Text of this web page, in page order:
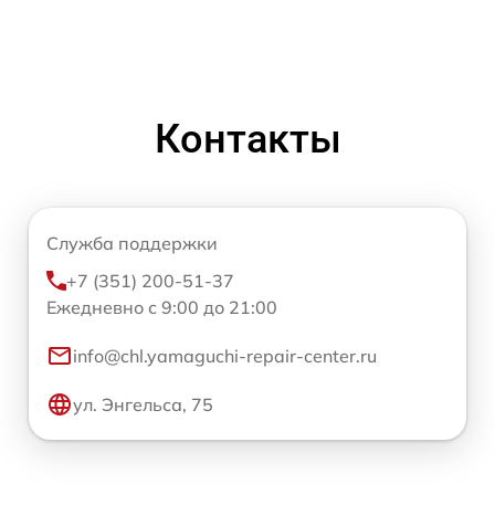
Контакты
Служба поддержки
+7 (351) 200-51-37
Ежедневно с 9:00 до 21:00
info@chl.yamaguchi-repair-center.ru
ул. Энгельса, 75